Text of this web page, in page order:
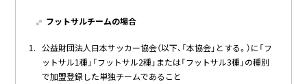
フットサルチームの場合
公益財団法人日本サッカー協会（以下、「本協会」とする。）に「フ
ットサル1種」「フットサル2種」または「フットサル3種」の種別
で加盟登録した単独チームであること